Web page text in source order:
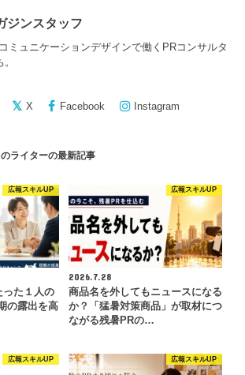
ジンスタッフ
ミュニケーションデザインで働くPRコンサルタ
X Facebook Instagram
ライターの最新記事
広報スキルUP
った１人の
の露出を高
広報スキルUP
2026.7.28
商品名を外してもニュースになる
か？「猛暑対策商品」が取材につ
ながる残暑PRの…
広報スキルUP 広報スキルUP